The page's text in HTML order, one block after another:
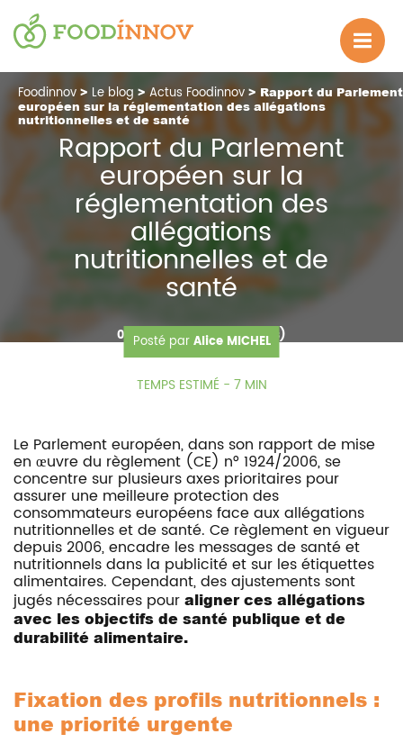
Foodinnov > Le blog >Actus Foodinnov > Rapport du Parlement
européen sur la réglementation des allégations
nutritionnelles et de santé
Rapport du Parlement
européen sur la
réglementation des
allégations
nutritionnelles et de
santé
05.11.2024 1483 Vue(s)
Posté parAlice MICHEL
TEMPS ESTIMÉ - 7 MIN
Le Parlement européen, dans son rapport de mise
en œuvre du règlement (CE) n° 1924/2006, se
concentre sur plusieurs axes prioritaires pour
assurer une meilleure protection des
consommateurs européens face aux allégations
nutritionnelles et de santé. Ce règlement en vigueur
depuis 2006, encadre les messages de santé et
nutritionnels dans la publicité et sur les étiquettes
alimentaires. Cependant, des ajustements sont
jugés nécessaires pour aligner ces allégations
avec les objectifs de santé publique et de
durabilité alimentaire.
Fixation des profils nutritionnels :
une priorité urgente